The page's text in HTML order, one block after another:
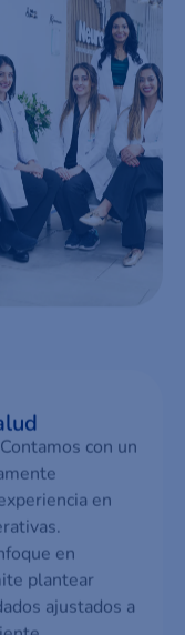
Contamos con un
en
en
plantear
ajustados a